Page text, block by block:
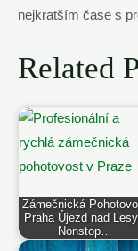
nejkratším čase s
Related
Zámečnická
Praha Újezd nad
Nonstop…